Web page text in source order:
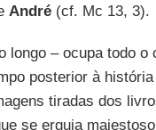
André(cf. Mc 13, 3).
longo – ocupa todo o
posterior à
tiradas dos
se erguia